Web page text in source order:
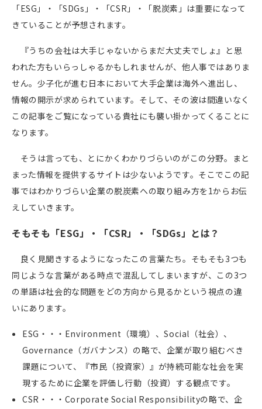
「ESG」・「SDGs」・「CSR」・「脱炭素」は重要になって
きていることが予想されます。
『うちの会社は大手じゃないからまだ大丈夫でしょ』と思
われた方もいらっしゃるかもしれませんが、他人事ではありま
せん。少子化が進む日本において大手企業は海外へ進出し、
情報の開示が求められています。そして、その波は間違いなく
この記事をご覧になっている貴社にも襲い掛かってくることに
なります。
そうは言っても、とにかくわかりづらいのがこの分野。まと
まった情報を提供するサイトは少ないようです。そこでこの記
事ではわかりづらい企業の脱炭素への取り組み方を1からお伝
えしていきます。
そもそも「ESG」・「CSR」・「SDGs」とは？
良く見聞きするようになったこの言葉たち。そもそも 3つも
同じような言葉がある時点で混乱してしまいますが、この3つ
の単語は社会的な問題をどの方向から見るかという視点の違
いにあります。
ESG・・・Environment（環境）、Social（社会）、
Governance（ガバナンス）の略で、企業が取り組むべき
課題について、『市民（投資家）』が持続可能な社会を実
現するために企業を評価し行動（投資）する観点です。
CSR・・・Corporate Social Responsibilityの略で、企